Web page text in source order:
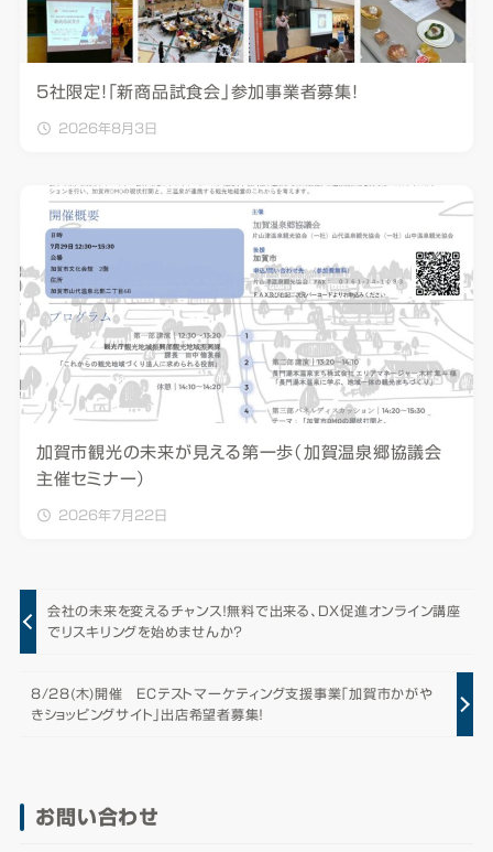
5社限定！「新商品試食会」参加事業者募集！
2026年8月3日
加賀市観光の未来が見える第一歩（加賀温泉郷協議会
主催セミナー）
2026年7月22日
会社の未来を変えるチャンス！無料で出来る、DX促進オンライン講座
でリスキリングを始めませんか？
8/28(木)開催 ECテストマーケティング支援事業「加賀市かがや
きショッピングサイト」出店希望者募集！
お問い合わせ